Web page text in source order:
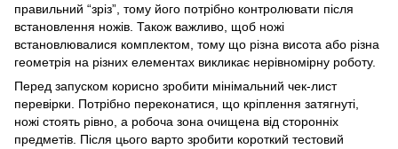
правильний “зріз”, тому його потрібно контролювати після
встановлення ножів. Також важливо, щоб ножі
встановлювалися комплектом, тому що різна висота або різна
геометрія на різних елементах викликає нерівномірну роботу.
Перед запуском корисно зробити мінімальний чек-лист
перевірки. Потрібно переконатися, що кріплення затягнуті,
ножі стоять рівно, а робоча зона очищена від сторонніх
предметів. Після цього варто зробити короткий тестовий